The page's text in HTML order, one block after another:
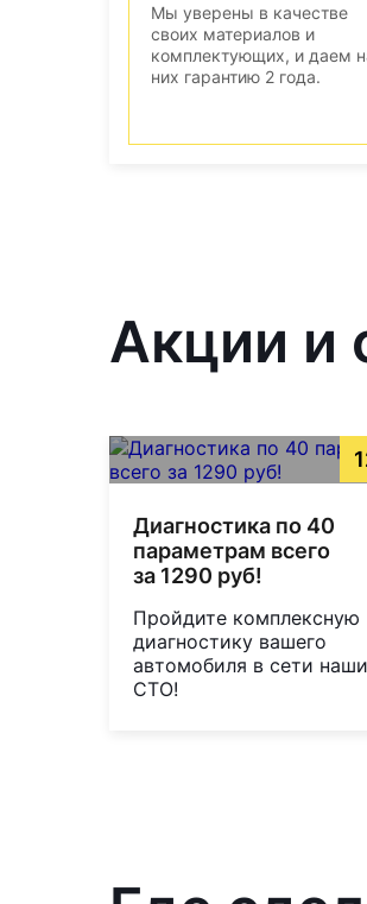
Мы уверены в качестве
своих материалов и
комплектующих, и даем
них гарантию 2 года.
Акции и
Диагностика по 40
параметрам всего
за 1290 руб!
Пройдите комплексную
диагностику вашего
автомобиля в сети
СТО!